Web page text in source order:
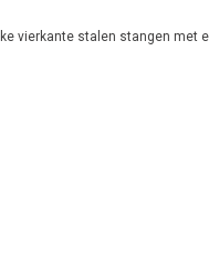
vierkante stalen stangen met